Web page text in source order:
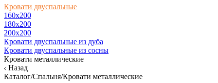
Кровати двуспальные
160х200
180x200
200x200
Кровати двуспальные из дуба
Кровати двуспальные из сосны
Кровати металлические
Назад
Каталог/Спальня/Кровати металлические